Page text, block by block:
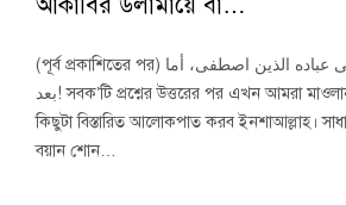
(পূর্ব প্রকাশিতের পর) الحمد لله، وسلام على عباده الذين اصطفى، أما
بعد! সবক’টি প্রশ্নের উত্তরের পর এখন আমরা মাওলানা সা‘দ সাহেব সম্পর্কে
কিছুটা বিস্তারিত আলোকপাত করব ইনশাআল্লাহ।
বয়ান শোন…